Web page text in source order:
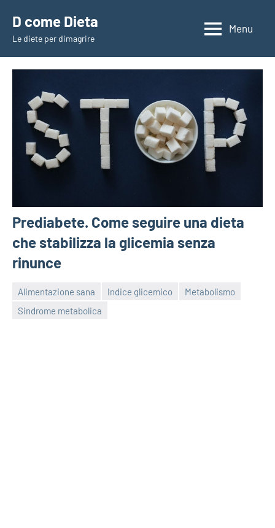
contenuto
D come Dieta
Le diete per dimagrire
Menu
Prediabete. Come seguire una dieta
che stabilizza la glicemia senza
rinunce
Alimentazione sana Indice glicemico
Metabolismo
Sindrome metabolica